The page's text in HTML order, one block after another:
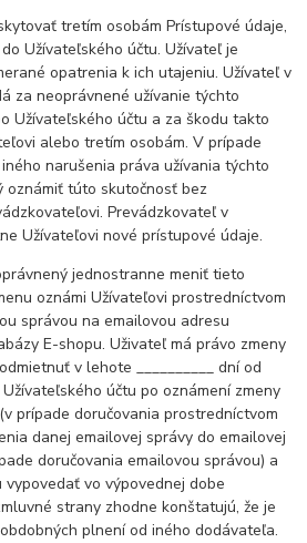
tretím osobám Prístupové údaje,
Užívateľského účtu. Užívateľ je
opatrenia k ich utajeniu. Užívateľ v
za neoprávnené užívanie týchto
Užívateľského účtu a za škodu takto
alebo tretím osobám. V prípade
narušenia práva užívania týchto
oznámiť túto skutočnosť bez
Prevádzkovateľ v
Užívateľovi nové prístupové údaje.
jednostranne meniť tieto
oznámi Užívateľovi prostredníctvom
správou na emailovou adresu
E-shopu. Uživateľ má právo zmeny
v lehote __________ dní od
účtu po oznámení zmeny
prípade doručovania prostredníctvom
danej emailovej správy do emailovej
doručovania emailovou správou) a
vo výpovednej dobe
strany zhodne konštatujú, že je
plnení od iného dodávateľa.